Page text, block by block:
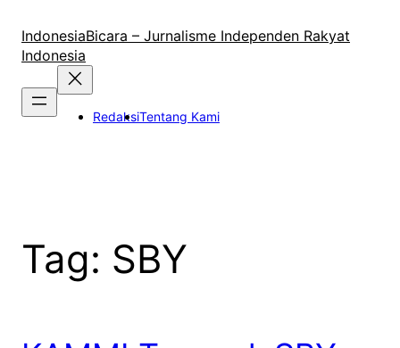
konten
IndonesiaBicara – Jurnalisme Independen Rakyat
Indonesia
RedaksiTentang Kami
Tag: SBY